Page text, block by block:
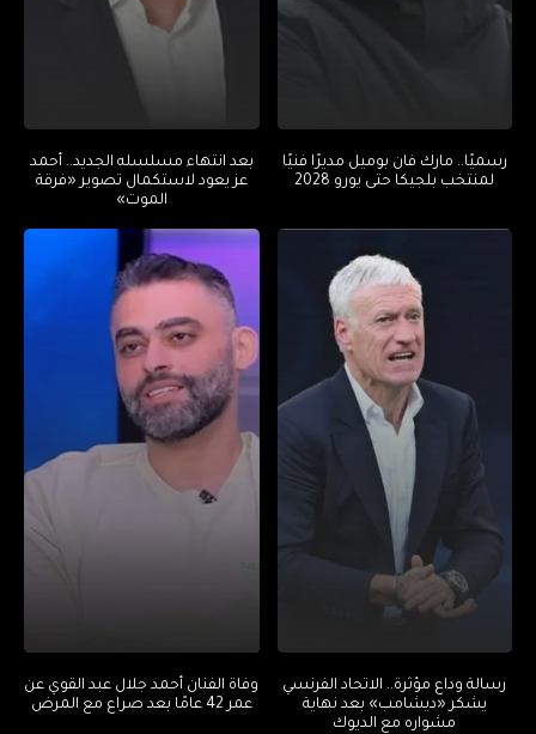
رسميًا.. مارك فان بوميل مديرًا فنيًا
لمنتخب بلجيكا حتى يورو 2028
بعد انتهاء مسلسله الجديد.. أحمد
عز يعود لاستكمال تصوير «فرقة
الموت»
رسالة وداع مؤثرة.. الاتحاد الفرنسي
يشكر «ديشامب» بعد نهاية
مشواره مع الديوك
وفاة الفنان أحمد جلال عبد القوي عن
عمر 42 عامًا بعد صراع مع المرض